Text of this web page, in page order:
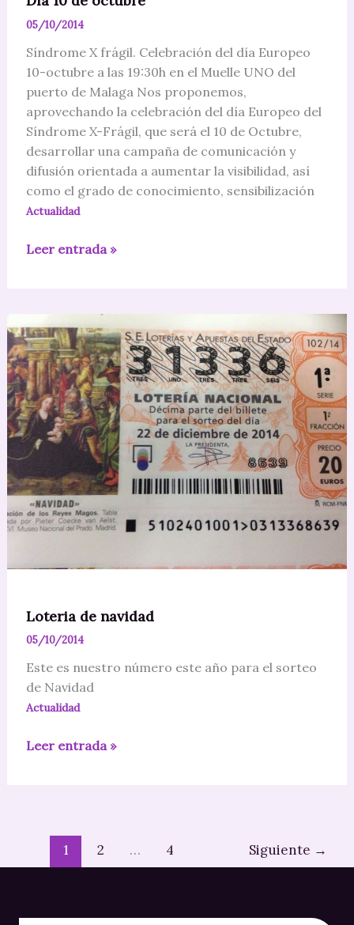
05/10/2014
Síndrome X frágil. Celebración del día Europeo
10-octubre a las 19:30h en el Muelle UNO del
puerto de Malaga Nos proponemos,
aprovechando la celebración del día Europeo del
Síndrome X-Frágil, que será el 10 de Octubre,
desarrollar una campaña de comunicación y
difusión orientada a aumentar la visibilidad, así
como el grado de conocimiento, sensibilización
Actualidad
Día
Leer entrada »
Loteria de navidad
05/10/2014
Este es nuestro número este año para el sorteo
de Navidad
Actualidad
Loteria
Leer entrada »
1 2 … 4 Siguiente →